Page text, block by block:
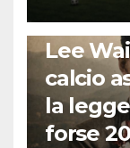
LA STORIA DEL
Lee
calcio
la
forse